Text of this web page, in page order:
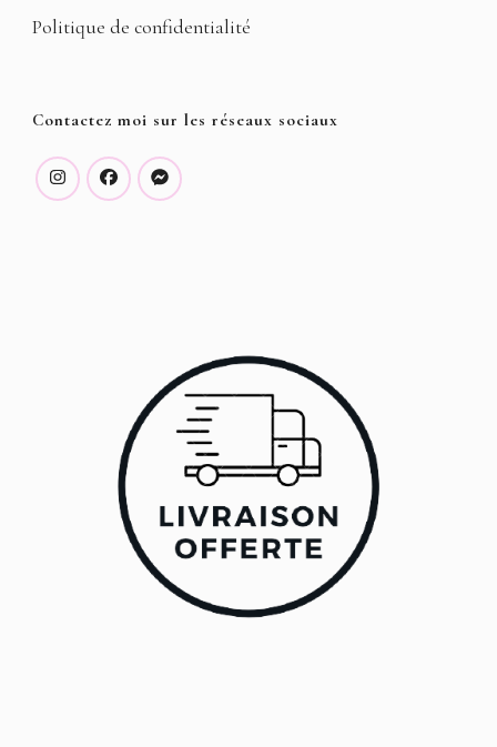
Politique de confidentialité
Contactez moi sur les réseaux sociaux